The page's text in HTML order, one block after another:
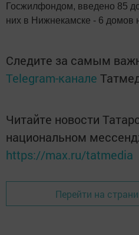
Госжилфондом, введено 85
них в Нижнекамске - 6 домов
Следите за самым
Telegram-канале
Читайте новости
национальном
https://max.ru/tatmedia
Перейти на